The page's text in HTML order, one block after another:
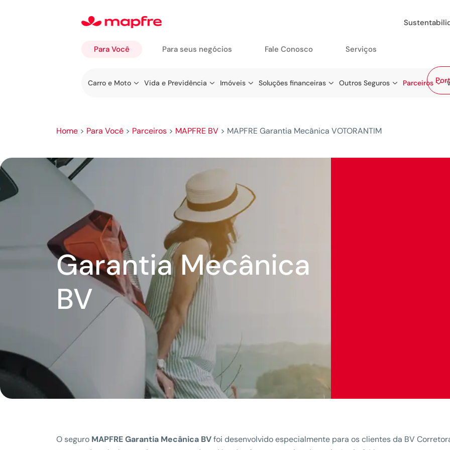
Para Você
Ir a
Carro e Moto Vida e Previdência Imóveis Soluções financeiras Outros Seguros Parceiros
Para seus negócios Fale Conosco Serviços
Home > Para Você > Parceiros > MAPFRE BV > MAPFRE Garantia Mecânica VOTORANTIM
Garantia Mecânica
BV
O seguro MAPFRE Garantia Mecânica BVfoi desenvolvido especialmente para os clientes da BV